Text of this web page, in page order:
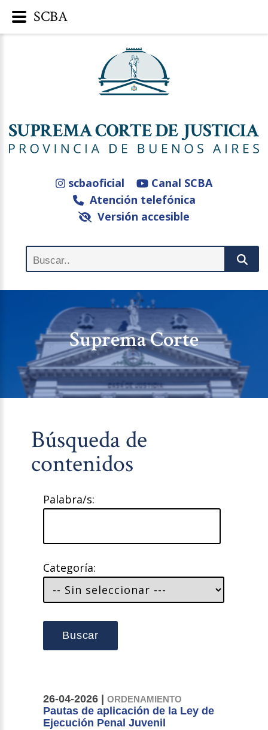
scbaoficial
Canal SCBA
Atención telefónica
Versión accesible
Suprema Corte
Búsqueda de
contenidos
Palabra/s:
Categoría:
Buscar
26-04-2026 |ORDENAMIENTO
Pautas de aplicación de la Ley de
Ejecución Penal Juvenil
SCBA